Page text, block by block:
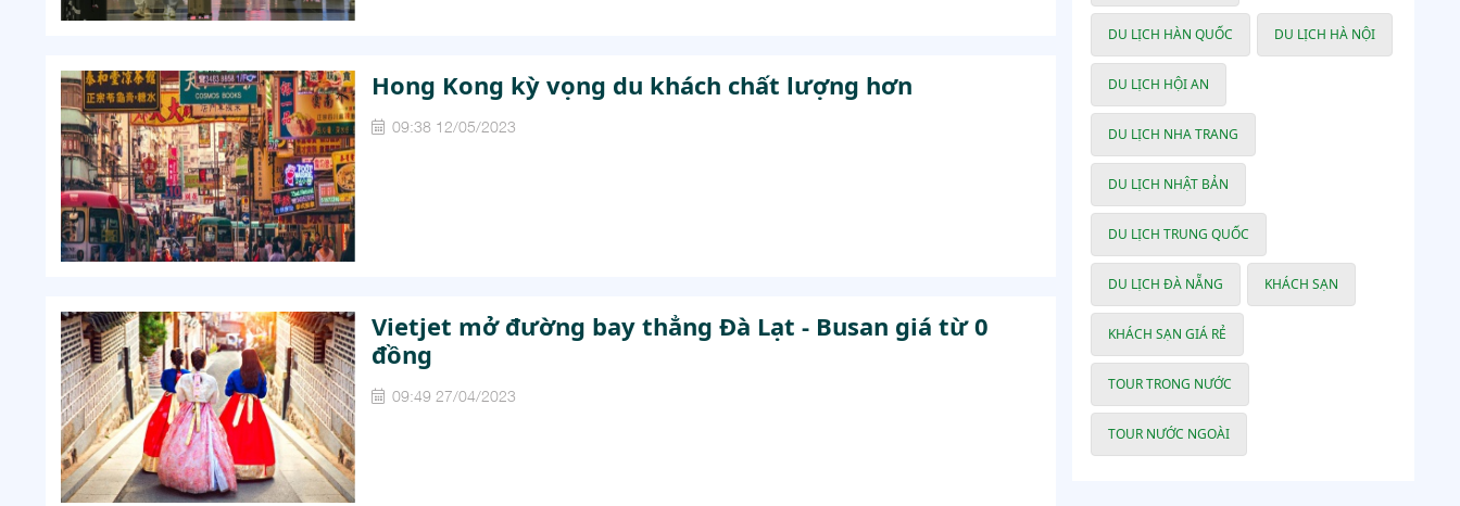
Hong Kong kỳ vọng du khách chất lượng hơn
09:38 12/05/2023
Vietjet mở đường bay thẳng Đà Lạt - Busan giá từ 0
đồng
09:49 27/04/2023
DU LỊCH HÀN QUỐC DU LỊCH HÀ NỘI
DU LỊCH HỘI AN
DU LỊCH NHA TRANG
DU LỊCH NHẬT BẢN
DU LỊCH TRUNG QUỐC
DU LỊCH ĐÀ NẴNG KHÁCH SẠN
KHÁCH SẠN GIÁ RẺ
TOUR TRONG NƯỚC
TOUR NƯỚC NGOÀI